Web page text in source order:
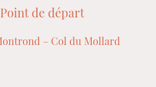
Point de départ
– Col du Mollard